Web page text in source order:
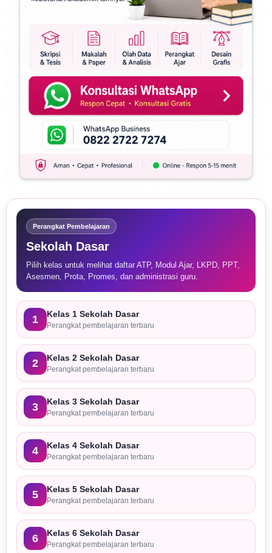
Perangkat Pembelajaran
Sekolah Dasar
Pilih kelas untuk melihat daftar ATP, Modul Ajar, LKPD, PPT,
Asesmen, Prota, Promes, dan administrasi guru.
1 Kelas 1 Sekolah Dasar
Perangkat pembelajaran terbaru
2 Kelas 2 Sekolah Dasar
Perangkat pembelajaran terbaru
3 Kelas 3 Sekolah Dasar
Perangkat pembelajaran terbaru
4 Kelas 4 Sekolah Dasar
Perangkat pembelajaran terbaru
5 Kelas 5 Sekolah Dasar
Perangkat pembelajaran terbaru
6 Kelas 6 Sekolah Dasar
Perangkat pembelajaran terbaru